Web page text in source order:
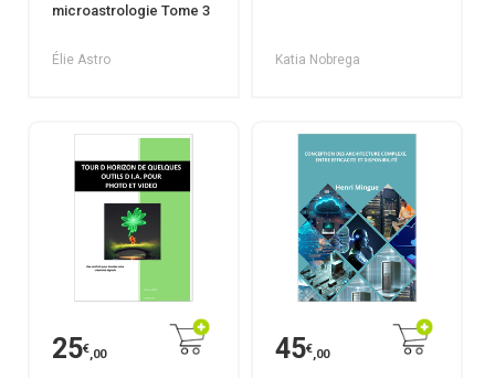
microastrologie Tome 3
Élie Astro Katia Nobrega
25€,00 45€,00